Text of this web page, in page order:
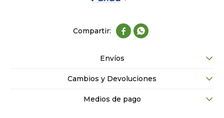
 
Envíos
Cambios y Devoluciones
Medios de pago